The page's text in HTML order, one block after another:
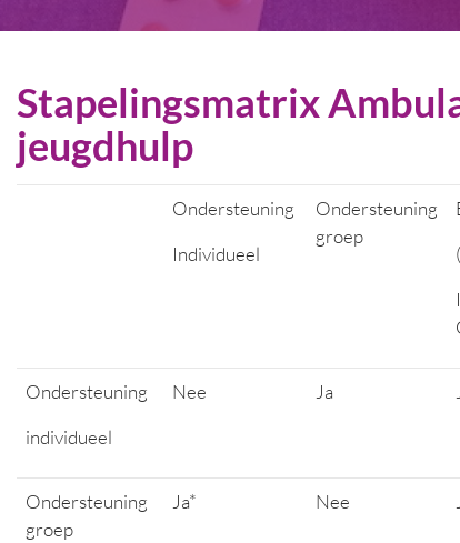
Stapelingsmatrix
jeugdhulp
Ondersteuning
Individueel
Ondersteuning
groep
Ondersteuning
individueel
Nee Ja
Ondersteuning
groep
Ja* Nee